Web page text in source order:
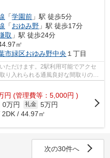
「学園前 」駅 徒歩5分
「おゆみ野 」駅 徒歩17分
取 」駅 徒歩24分
㎡
市緑区おゆみ野中央 １丁目
ただけます。2駅利用可能でアクセ
り入れられる通風良好な間取りの物
円 (管理費等：5,000円 )
0万円 礼金 5万円
2DK / 44.97㎡
次の30件へ